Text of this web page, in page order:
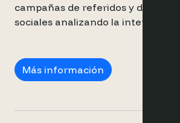
campañas de referidos y del
sociales analizando la intención y
Más información Gerentes de